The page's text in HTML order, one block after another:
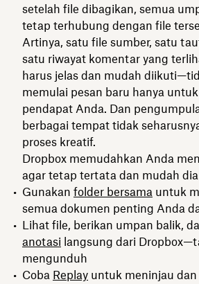
setelah file dibagikan, semua
tetap terhubung dengan file
Artinya, satu file sumber, satu
satu riwayat komentar yang
harus jelas dan mudah
memulai pesan baru hanya
pendapat Anda. Dan
berbagai tempat tidak
proses kreatif.
Dropbox memudahkan Anda
agar tetap tertata dan mudah
Gunakan folder bersama untuk
semua dokumen penting Anda
Lihat file, berikan umpan balik,
anotasi langsung dari
mengunduh
Coba Replay untuk meninjau